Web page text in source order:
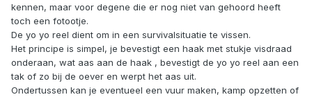
kennen, maar voor degene die er nog niet van gehoord heeft
toch een fotootje.
De yo yo reel dient om in een survivalsituatie te vissen.
Het principe is simpel, je bevestigt een haak met stukje visdraad
onderaan, wat aas aan de haak , bevestigt de yo yo reel aan een
tak of zo bij de oever en werpt het aas uit.
Ondertussen kan je eventueel een vuur maken, kamp opzetten of